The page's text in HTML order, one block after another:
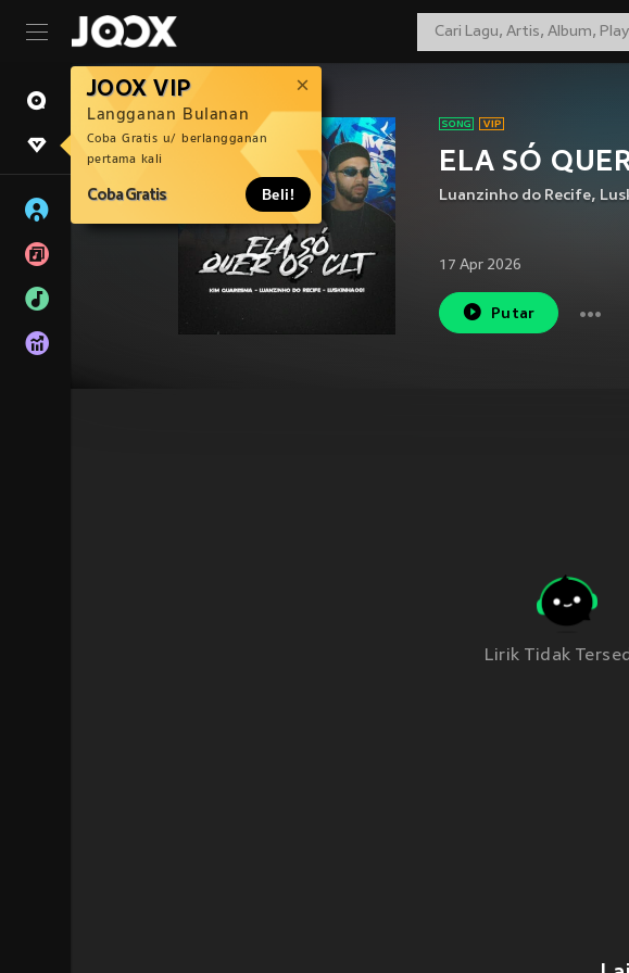
JOOX VIP
Langganan Bulanan
Coba Gratis u/ berlangganan
pertama kali
Coba Gratis Beli!
ELA SÓ
Luanzinho do Recife,
17 Apr 2026
Putar
Lirik Tidak